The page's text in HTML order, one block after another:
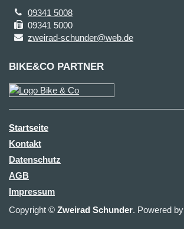
09341 5008
09341 5000
zweirad-schunder@web.de
BIKE&CO PARTNER
Startseite
Kontakt
Datenschutz
AGB
Impressum
Copyright © Zweirad Schunder. Powered by